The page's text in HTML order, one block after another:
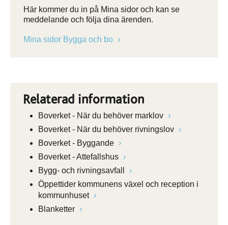
Här kommer du in på Mina sidor och kan se
meddelande och följa dina ärenden.
Mina sidor Bygga och bo
Relaterad information
Boverket - När du behöver marklov
Boverket - När du behöver rivningslov
Boverket - Byggande
Boverket - Attefallshus
Bygg- och rivningsavfall
Öppettider kommunens växel och reception i
kommunhuset
Blanketter